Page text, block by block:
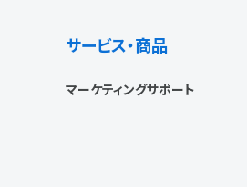
サービス・商品
マーケティングサポート